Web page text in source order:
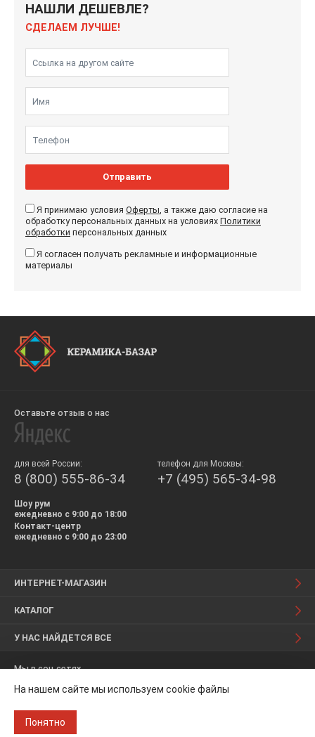
НАШЛИ ДЕШЕВЛЕ?
СДЕЛАЕМ ЛУЧШЕ!
Отправить
Я принимаю условия Оферты, а также даю согласие на
обработку персональных данных на условиях Политики
обработки персональных данных
Я согласен получать рекламные и информационные
материалы
Оставьте отзыв о нас
Мы в соц.сетях
для всей России:
8 (800) 555-86-34
телефон для Москвы:
+7 (495) 565-34-98
Шоу рум
ежедневно с 9:00 до 18:00
Контакт-центр
ежедневно с 9:00 до 23:00
ИНТЕРНЕТ-МАГАЗИН
КАТАЛОГ
У НАС НАЙДЕТСЯ ВСЕ
© 2008 — 2026 Керамика-Базар. [TW]
На нашем сайте мы используем cookie файлы
Понятно